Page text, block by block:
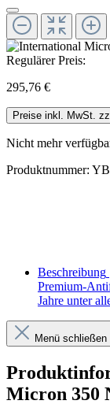
Regulärer Preis:
295,76 €
Preise inkl. MwSt.
Nicht mehr
Produktnummer:
Beschreibung
Premium-
Jahre unter
Menü schließen
Micron 350